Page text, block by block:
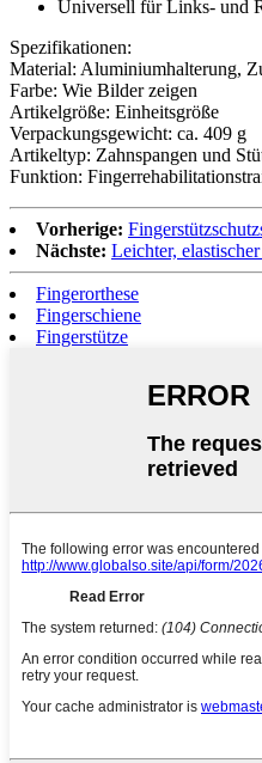
Universell für Links- und
Spezifikationen:
Material: Aluminiumhalterung,
Farbe: Wie Bilder zeigen
Artikelgröße: Einheitsgröße
Verpackungsgewicht: ca. 409 g
Artikeltyp: Zahnspangen und
Funktion:
Vorherige:
Nächste: Leichter,
Fingerorthese
Fingerschiene
Fingerstütze